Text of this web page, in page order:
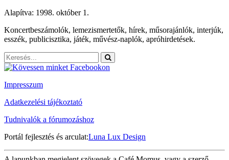
Alapítva: 1998. október 1.
Koncertbeszámolók, lemezismertetők, hírek, műsorajánlók, interjúk,
esszék, publicisztika, játék, művész-naplók, apróhirdetések.
Impresszum
Adatkezelési tájékoztató
Tudnivalók a fórumozáshoz
Portál fejlesztés és arculat:Luna Lux Design